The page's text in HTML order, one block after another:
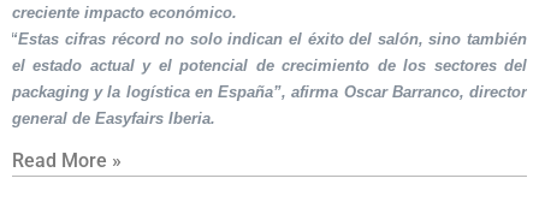
creciente impacto económico.
“Estas cifras récord no solo indican el éxito del salón, sino también
el estado actual y el potencial de crecimiento de los sectores del
packaging y la logística en España”, afirma Oscar Barranco, director
general de Easyfairs Iberia.
Read More »